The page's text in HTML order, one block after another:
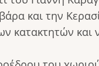
και την
κατακτητών